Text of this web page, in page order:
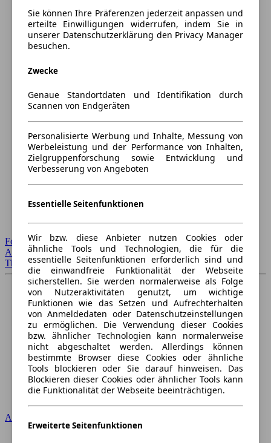
Forum Startseite
Alle Auto-Foren
Themen-Forum
Audi
Sie können Ihre Präferenzen jederzeit anpassen und
erteilte Einwilligungen widerrufen, indem Sie in
unserer Datenschutzerklärung den Privacy Manager
besuchen.
Zwecke
Genaue Standortdaten und Identifikation durch
Scannen von Endgeräten
Personalisierte Werbung und Inhalte, Messung von
Werbeleistung und der Performance von Inhalten,
Zielgruppenforschung sowie Entwicklung und
Verbesserung von Angeboten
Essentielle Seitenfunktionen
Wir bzw. diese Anbieter nutzen Cookies oder
ähnliche Tools und Technologien, die für die
essentielle Seitenfunktionen erforderlich sind und
die einwandfreie Funktionalität der Webseite
sicherstellen. Sie werden normalerweise als Folge
von Nutzeraktivitäten genutzt, um wichtige
Funktionen wie das Setzen und Aufrechterhalten
von Anmeldedaten oder Datenschutzeinstellungen
zu ermöglichen. Die Verwendung dieser Cookies
bzw. ähnlicher Technologien kann normalerweise
nicht abgeschaltet werden. Allerdings können
bestimmte Browser diese Cookies oder ähnliche
Tools blockieren oder Sie darauf hinweisen. Das
Blockieren dieser Cookies oder ähnlicher Tools kann
die Funktionalität der Webseite beeinträchtigen.
Erweiterte Seitenfunktionen